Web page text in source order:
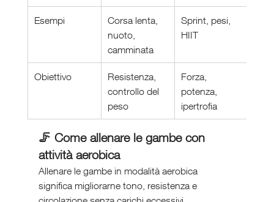
Esempi
Corsa lenta,
nuoto,
camminata
Sprint, pesi,
HIIT
Obiettivo
Resistenza,
controllo del
peso
Forza,
potenza,
ipertrofia
🦵 Come allenare le gambe con
attività aerobica
Allenare le gambe in modalità aerobica
significa migliorarne tono, resistenza e